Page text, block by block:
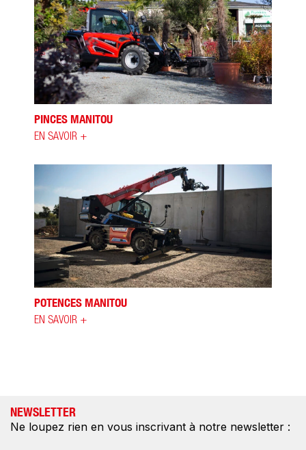
PINCES MANITOU
EN SAVOIR +
POTENCES MANITOU
EN SAVOIR +
NEWSLETTER
Ne loupez rien en vous inscrivant à notre newsletter :